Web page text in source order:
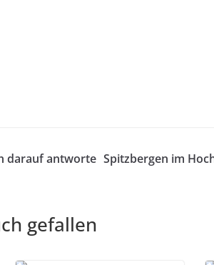
darauf antworte Spitzbergen im
gefallen